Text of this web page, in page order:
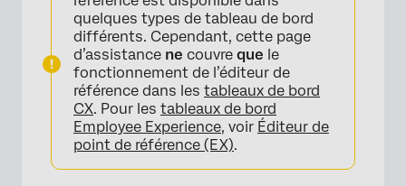
quelques types de tableau de bord
différents. Cependant, cette page
d’assistance ne couvre que le
fonctionnement de l’éditeur de
référence dans les tableaux de bord
CX. Pour les tableaux de bord
Employee Experience, voir Éditeur de
point de référence (EX).